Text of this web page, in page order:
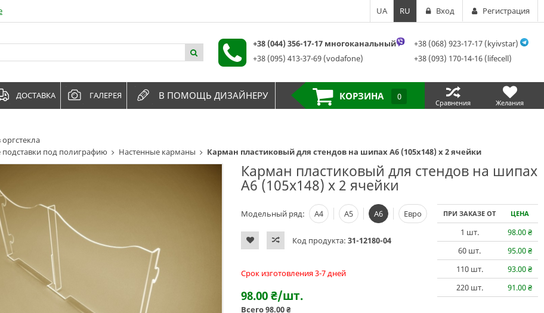
под полиграфию
Настенные карманы Карман пластиковый для стендов на шипах А6 (105х148) х 2 ячейки
Карман пластиковый для стендов на шипах
А6 (105х148) х 2 ячейки
ПРИ ЗАКАЗЕ ОТ ЦЕНА
1 шт. 98.00₴
60 шт. 95.00₴
110шт. 93.00₴
220шт. 91.00₴
Модельный ряд: А4 А5 А6 Евро
Код продукта: 31-12180-04
Срок изготовления 3-7 дней
98.00₴/шт.
Всего98.00₴
UA RU Вход Регистрация
+38 (044) 356-17-17 многоканальный
+38 (095) 413-37-69 (vodafone)
+38 (068) 923-17-17 (kyivstar)
+38 (093) 170-14-16 (lifecell)
ДОСТАВКА ГАЛЕРЕЯ В ПОМОЩЬ ДИЗАЙНЕРУ КОРЗИНА 0
Сравнения Желания